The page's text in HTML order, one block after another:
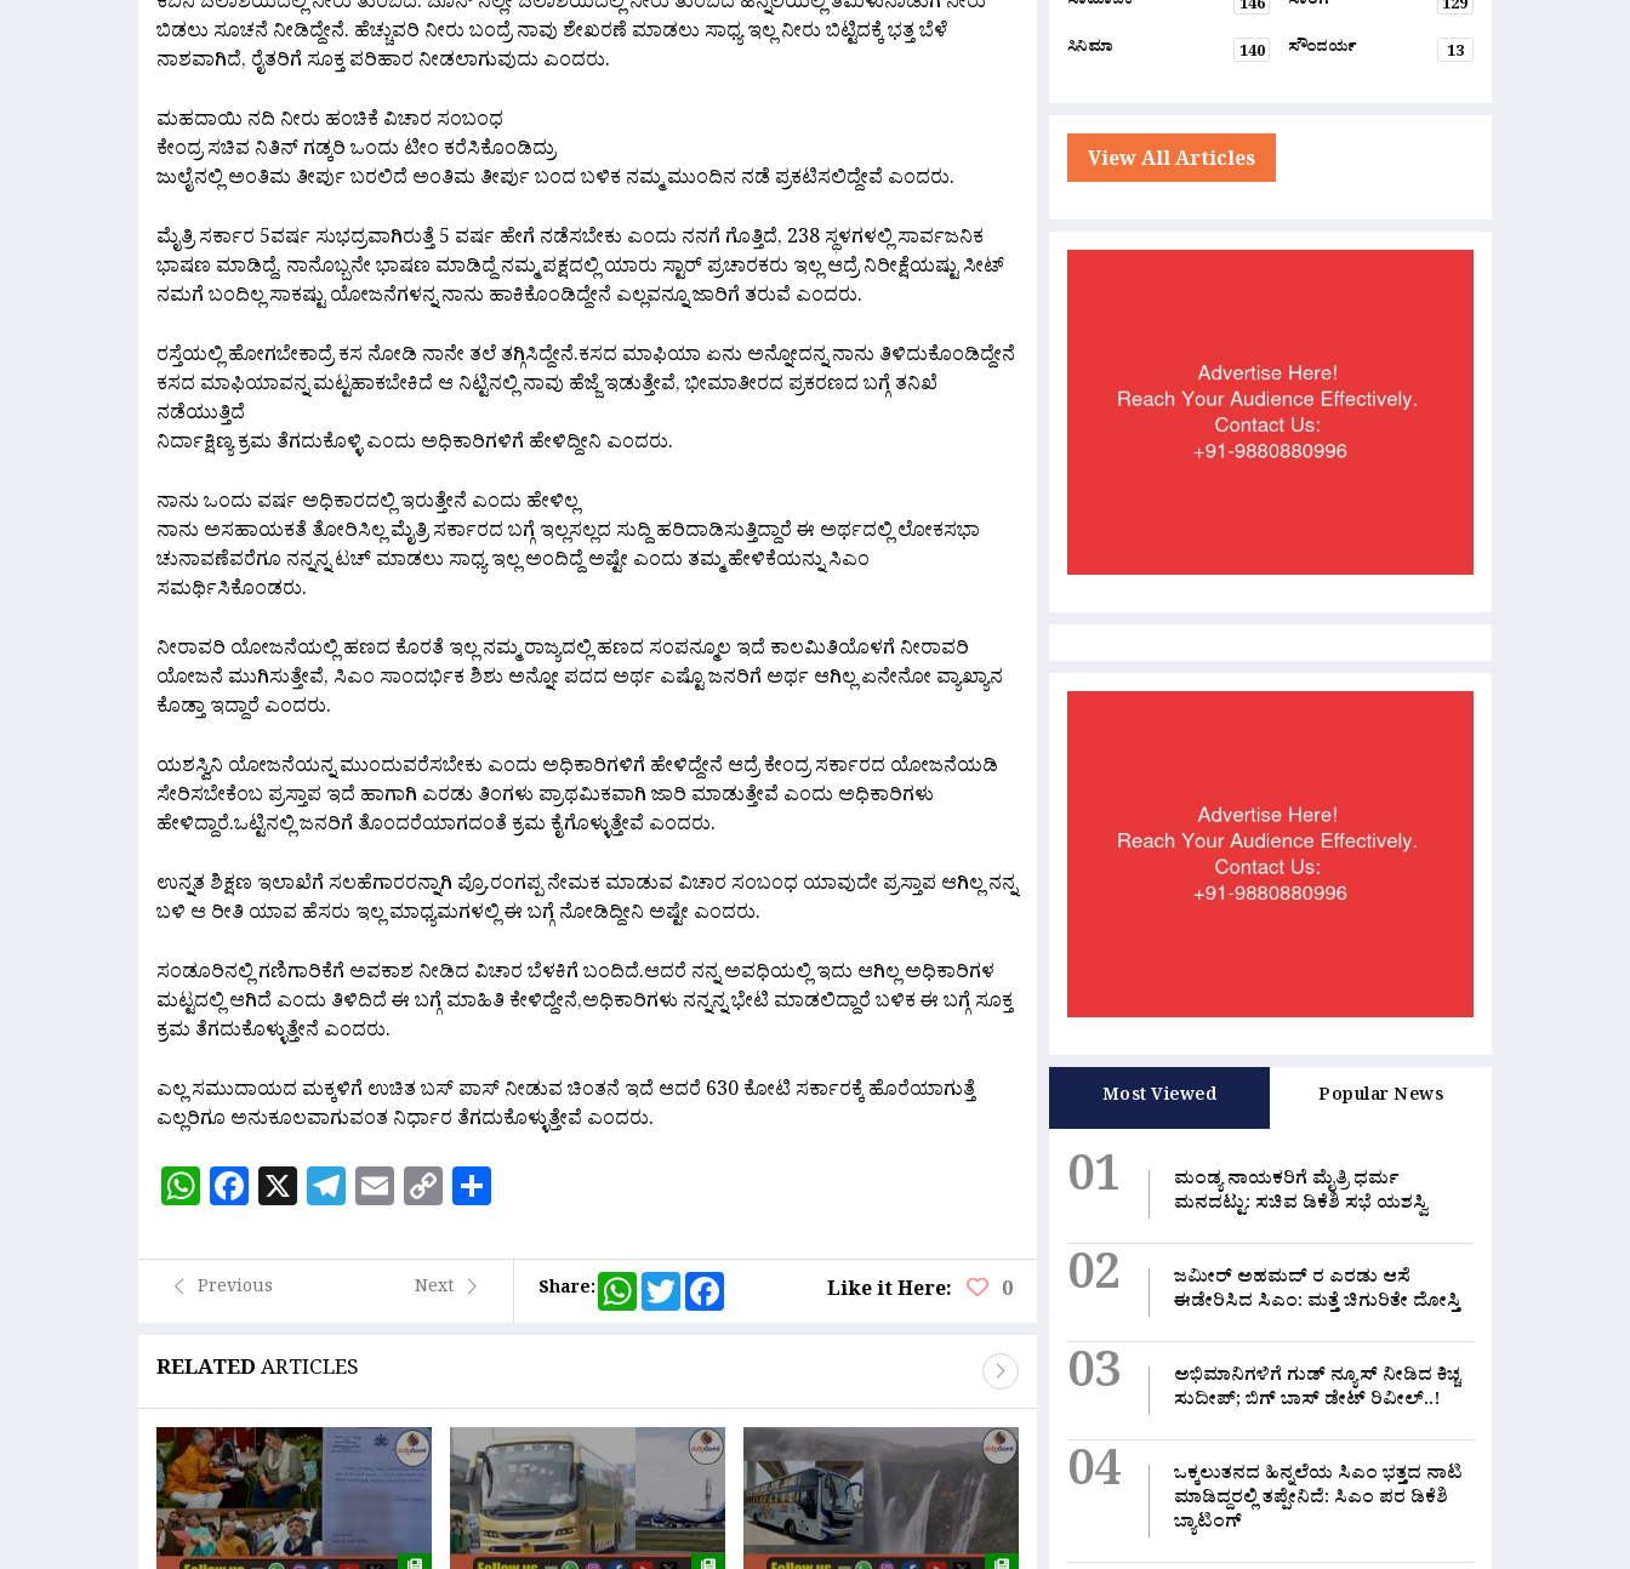
ಬಿಡಲು ಸೂಚನೆ ನೀಡಿದ್ದೇನೆ. ಹೆಚ್ಚುವರಿ ನೀರು ಬಂದ್ರೆ ನಾವು ಶೇಖರಣೆ ಮಾಡಲು ಸಾಧ್ಯ ಇಲ್ಲ ನೀರು ಬಿಟ್ಟಿದಕ್ಕೆ ಭತ್ತ ಬೆಳೆ
ನಾಶವಾಗಿದೆ, ರೈತರಿಗೆ ಸೂಕ್ತ ಪರಿಹಾರ ನೀಡಲಾಗುವುದು ಎಂದರು.
ಮಹದಾಯಿ ನದಿ ನೀರು ಹಂಚಿಕೆ ವಿಚಾರ ಸಂಬಂಧ
ಕೇಂದ್ರ ಸಚಿವ ನಿತಿನ್ ಗಡ್ಕರಿ ಒಂದು ಟೀಂ ಕರೆಸಿಕೊಂಡಿದ್ರು
ಜುಲೈನಲ್ಲಿ ಅಂತಿಮ ತೀರ್ಪು ಬರಲಿದೆ ಅಂತಿಮ ತೀರ್ಪು ಬಂದ ಬಳಿಕ ನಮ್ಮ ಮುಂದಿನ ನಡೆ ಪ್ರಕಟಿಸಲಿದ್ದೇವೆ ಎಂದರು.
ಮೈತ್ರಿ ಸರ್ಕಾರ 5ವರ್ಷ ಸುಭದ್ರವಾಗಿರುತ್ತೆ 5 ವರ್ಷ ಹೇಗೆ ನಡೆಸಬೇಕು ಎಂದು ನನಗೆ ಗೊತ್ತಿದೆ, 238 ಸ್ಥಳಗಳಲ್ಲಿ ಸಾರ್ವಜನಿಕ
ಭಾಷಣ ಮಾಡಿದ್ದೆ, ನಾನೊಬ್ಬನೇ ಭಾಷಣ ಮಾಡಿದ್ದೆ ನಮ್ಮ ಪಕ್ಷದಲ್ಲಿ ಯಾರು ಸ್ಟಾರ್ ಪ್ರಚಾರಕರು ಇಲ್ಲ ಆದ್ರೆ ನಿರೀಕ್ಷೆಯಷ್ಟು ಸೀಟ್
ನಮಗೆ ಬಂದಿಲ್ಲ ಸಾಕಷ್ಟು ಯೋಜನೆಗಳನ್ನ ನಾನು ಹಾಕಿಕೊಂಡಿದ್ದೇನೆ ಎಲ್ಲವನ್ನೂ ಜಾರಿಗೆ ತರುವೆ ಎಂದರು.
ರಸ್ತೆಯಲ್ಲಿ ಹೋಗಬೇಕಾದ್ರೆ ಕಸ ನೋಡಿ ನಾನೇ ತಲೆ ತಗ್ಗಿಸಿದ್ದೇನೆ.ಕಸದ ಮಾಫಿಯಾ ಏನು ಅನ್ನೋದನ್ನ ನಾನು ತಿಳಿದುಕೊಂಡಿದ್ದೇನೆ
ಕಸದ ಮಾಫಿಯಾವನ್ನ ಮಟ್ಟಹಾಕಬೇಕಿದೆ ಆ ನಿಟ್ಟಿನಲ್ಲಿ‌ ನಾವು ಹೆಜ್ಜೆ ಇಡುತ್ತೇವೆ,‌ ಭೀಮಾತೀರದ ಪ್ರಕರಣದ ಬಗ್ಗೆ ತನಿಖೆ
ನಡೆಯುತ್ತಿದೆ
ನಿರ್ದಾಕ್ಷಿಣ್ಯ ಕ್ರಮ ತೆಗದುಕೊಳ್ಳಿ ಎಂದು ಅಧಿಕಾರಿಗಳಿಗೆ ಹೇಳಿದ್ದೀನಿ ಎಂದರು.
ನಾನು ಒಂದು ವರ್ಷ ಅಧಿಕಾರದಲ್ಲಿ ಇರುತ್ತೇನೆ ಎಂದು ಹೇಳಿಲ್ಲ
ನಾನು ಅಸಹಾಯಕತೆ ತೋರಿಸಿಲ್ಲ ಮೈತ್ರಿ ಸರ್ಕಾರದ ಬಗ್ಗೆ ಇಲ್ಲಸಲ್ಲದ ಸುದ್ದಿ ಹರಿದಾಡಿಸುತ್ತಿದ್ದಾರೆ ಈ ಅರ್ಥದಲ್ಲಿ ಲೋಕಸಭಾ
ಚುನಾವಣೆವರೆಗೂ ನನ್ನನ್ನ ಟಚ್ ಮಾಡಲು ಸಾಧ್ಯ ಇಲ್ಲ ಅಂದಿದ್ದೆ ಅಷ್ಟೇ ಎಂದು ತಮ್ಮ ಹೇಳಿಕೆಯನ್ನು ಸಿಎಂ
ಸಮರ್ಥಿಸಿಕೊಂಡರು.
ನೀರಾವರಿ ಯೋಜನೆಯಲ್ಲಿ ಹಣದ ಕೊರತೆ ಇಲ್ಲ ನಮ್ಮ‌ ರಾಜ್ಯದಲ್ಲಿ ಹಣದ ಸಂಪನ್ಮೂಲ ಇದೆ ಕಾಲಮಿತಿಯೊಳಗೆ ನೀರಾವರಿ
ಯೋಜನೆ ಮುಗಿಸುತ್ತೇವೆ, ಸಿಎಂ ಸಾಂದರ್ಭಿಕ ಶಿಶು ಅನ್ನೋ ಪದದ ಅರ್ಥ ಎಷ್ಟೊ ಜನರಿಗೆ ಅರ್ಥ ಆಗಿಲ್ಲ ಏನೇನೋ ವ್ಯಾಖ್ಯಾನ
ಕೊಡ್ತಾ ಇದ್ದಾರೆ ಎಂದರು.
ಯಶಸ್ವಿನಿ ಯೋಜನೆಯನ್ನ ಮುಂದುವರೆಸಬೇಕು ಎಂದು ಅಧಿಕಾರಿಗಳಿಗೆ ಹೇಳಿದ್ದೇನೆ ಆದ್ರೆ ಕೇಂದ್ರ ಸರ್ಕಾರದ ಯೋಜನೆಯಡಿ
ಸೇರಿಸಬೇಕೆಂಬ ಪ್ರಸ್ತಾಪ ಇದೆ ಹಾಗಾಗಿ ಎರಡು ತಿಂಗಳು ಪ್ರಾಥಮಿಕವಾಗಿ ಜಾರಿ ಮಾಡುತ್ತೇವೆ ಎಂದು ಅಧಿಕಾರಿಗಳು
ಹೇಳಿದ್ದಾರೆ.ಒಟ್ಟಿನಲ್ಲಿ ಜನರಿಗೆ ತೊಂದರೆಯಾಗದಂತೆ ಕ್ರಮ ಕೈಗೊಳ್ಳುತ್ತೇವೆ ಎಂದರು.
ಉನ್ನತ ಶಿಕ್ಷಣ ಇಲಾಖೆಗೆ ಸಲಹೆಗಾರರನ್ನಾಗಿ ಪ್ರೊ.ರಂಗಪ್ಪ ನೇಮಕ ಮಾಡುವ ವಿಚಾರ ಸಂಬಂಧ ಯಾವುದೇ ಪ್ರಸ್ತಾಪ ಆಗಿಲ್ಲ ನನ್ನ
ಬಳಿ ಆ ರೀತಿ ಯಾವ ಹೆಸರು ಇಲ್ಲ ಮಾಧ್ಯಮಗಳಲ್ಲಿ ಈ ಬಗ್ಗೆ ನೋಡಿದ್ದೀನಿ ಅಷ್ಟೇ ಎಂದರು.
ಸಂಡೂರಿನಲ್ಲಿ ಗಣಿಗಾರಿಕೆಗೆ ಅವಕಾಶ ನೀಡಿದ ವಿಚಾರ ಬೆಳಕಿಗೆ ಬಂದಿದೆ.ಆದರೆ ನನ್ನ ಅವಧಿಯಲ್ಲಿ ಇದು ಆಗಿಲ್ಲ ಅಧಿಕಾರಿಗಳ
ಮಟ್ಟದಲ್ಲಿ ಆಗಿದೆ ಎಂದು ತಿಳಿದಿದೆ ಈ ಬಗ್ಗೆ ಮಾಹಿತಿ ಕೇಳಿದ್ದೇನೆ,ಅಧಿಕಾರಿಗಳು ನನ್ನನ್ನ ಭೇಟಿ ಮಾಡಲಿದ್ದಾರೆ ಬಳಿಕ ಈ ಬಗ್ಗೆ ಸೂಕ್ತ
ಕ್ರಮ ತೆಗದುಕೊಳ್ಳುತ್ತೇನೆ ಎಂದರು.
ಎಲ್ಲ ಸಮುದಾಯದ ಮಕ್ಕಳಿಗೆ ಉಚಿತ ಬಸ್ ಪಾಸ್ ನೀಡುವ ಚಿಂತನೆ ಇದೆ ಆದರೆ 630 ಕೋಟಿ ಸರ್ಕಾರಕ್ಕೆ ಹೊರೆಯಾಗುತ್ತೆ
ಎಲ್ಲರಿಗೂ ಅನುಕೂಲವಾಗುವಂತ ನಿರ್ಧಾರ ತೆಗದುಕೊಳ್ಳುತ್ತೇವೆ ಎಂದರು.
WhatsApp
Facebook
X Telegram
Email
Copy
Link
Previous Next Share: WhatsApp
TwitterFacebook Like it Here: 0
RELATEDARTICLES
146
129
ಸಿನಿಮಾ
140 ಸೌಂದರ್ಯ 13
View All Articles
Most Viewed Popular News
01
ಮಂಡ್ಯ ನಾಯಕರಿಗೆ ಮೈತ್ರಿ ಧರ್ಮ
ಮನದಟ್ಟು: ಸಚಿವ ಡಿಕೆಶಿ ಸಭೆ ಯಶಸ್ವಿ
02
ಜಮೀರ್ ಅಹಮದ್ ರ ಎರಡು ಆಸೆ
ಈಡೇರಿಸಿದ ಸಿಎಂ: ಮತ್ತೆ ಚಿಗುರಿತೇ ದೋಸ್ತಿ
03
ಅಭಿಮಾನಿಗಳಿಗೆ ಗುಡ್ ನ್ಯೂಸ್ ನೀಡಿದ ಕಿಚ್ಚ
ಸುದೀಪ್; ಬಿಗ್ ಬಾಸ್ ಡೇಟ್ ರಿವೀಲ್..!
04
ಒಕ್ಕಲುತನದ ಹಿನ್ನಲೆಯ ಸಿಎಂ ಭತ್ತದ ನಾಟಿ
ಮಾಡಿದ್ದರಲ್ಲಿ‌ ತಪ್ಪೇನಿದೆ: ಸಿಎಂ ಪರ ಡಿಕೆಶಿ
ಬ್ಯಾಟಿಂಗ್